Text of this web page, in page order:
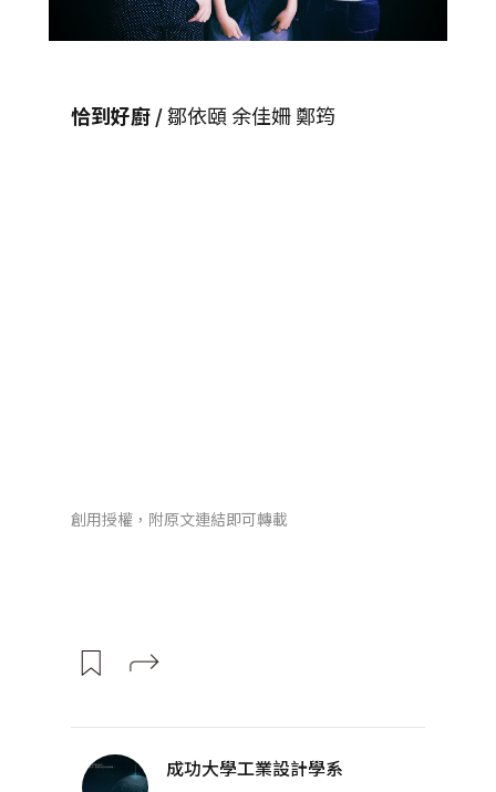
恰到好廚 /鄒依頤 余佳姍 鄭筠
創用授權，附原文連結即可轉載
成功大學工業設計學系